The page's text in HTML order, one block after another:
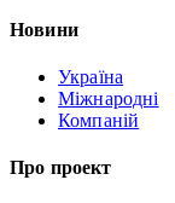
Новини
Україна
Міжнародні
Компаній
Про проект